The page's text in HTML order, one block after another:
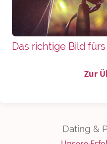
Das richtige Bild
Zur
Dating &